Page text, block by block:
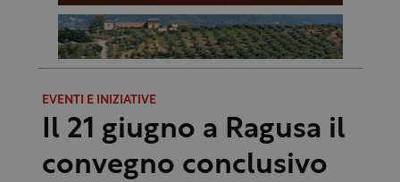
EVENTI E INIZIATIVE
Il 21 giugno a Ragusa il
convegno conclusivo